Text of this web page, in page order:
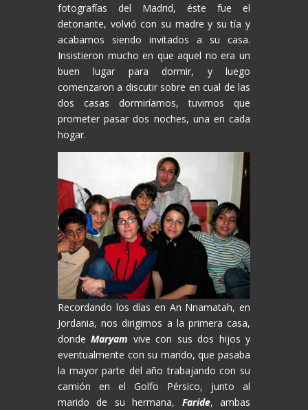
fotografías del Madrid, éste fue el
detonante, volvió con su madre y su tía y
acabamos siendo invitados a su casa.
Insistieron mucho en que aquel no era un
buen lugar para dormir, y luego
comenzaron a discutir sobre en cual de las
dos casas dormiríamos, tuvimos que
prometer pasar dos noches, una en cada
hogar.
Recordando los días en An Nnamatah, en
Jordania, nos dirigimos a la primera casa,
dondeMaryam vive con sus dos hijos y
eventualmente con su marido, que pasaba
la mayor parte del año trabajando con su
camión en el Golfo Pérsico, junto al
marido de su hermana, Faride, ambas